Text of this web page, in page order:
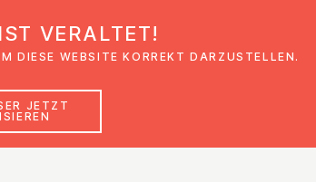
News Veranstaltungen
VERALTET!
DIESE WEBSITE KORREKT DARZUSTELLEN.
JETZT